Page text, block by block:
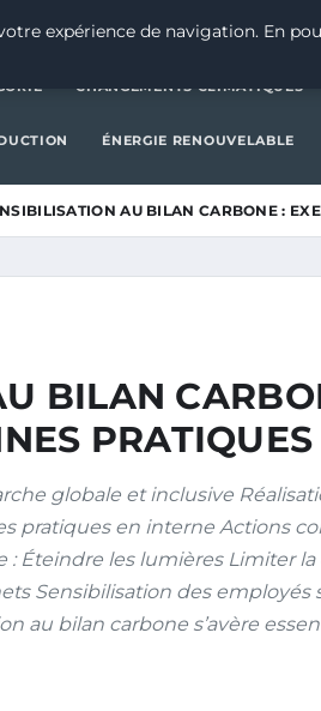
CATÉGORIE
CHANGEMENTS CLIMATIQUES
ÉNERGIE RENOUVELABLE
AU BILAN CARBONE :
BILAN
PRATIQUES
globale et inclusive
pratiques en interne Actions
: Éteindre les lumières Limiter
Sensibilisation des employés
au bilan carbone s’avère
expérience de navigation. En